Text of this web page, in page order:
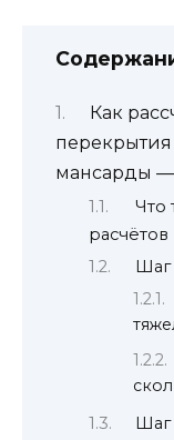
Как
мансарды —
Что
расчётов
Шаг
Шаг